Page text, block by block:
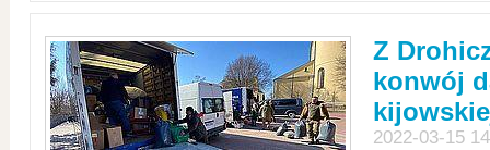
Z
konwój
2022-03-15